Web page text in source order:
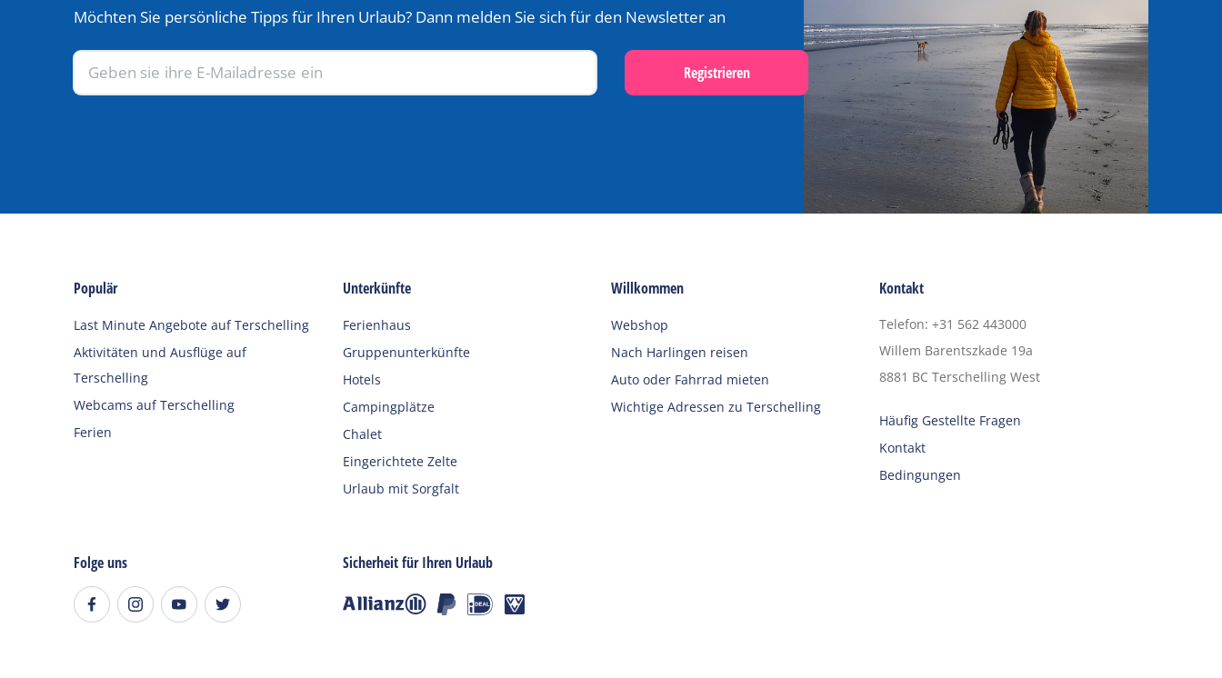
Möchten Sie persönliche Tipps für Ihren Urlaub? Dann melden Sie sich für den Newsletter an
Registrieren
Populär
Last Minute Angebote auf Terschelling
Aktivitäten und Ausflüge auf
Terschelling
Webcams auf Terschelling
Ferien
Unterkünfte
Ferienhaus
Gruppenunterkünfte
Hotels
Campingplätze
Chalet
Eingerichtete Zelte
Urlaub mit Sorgfalt
Willkommen
Webshop
Nach Harlingen reisen
Auto oder Fahrrad mieten
Wichtige Adressen zu Terschelling
Kontakt
Telefon: +31 562 443000
Willem Barentszkade 19a
8881 BC Terschelling West
Häufig Gestellte Fragen
Kontakt
Bedingungen
Folge uns Sicherheit für Ihren Urlaub